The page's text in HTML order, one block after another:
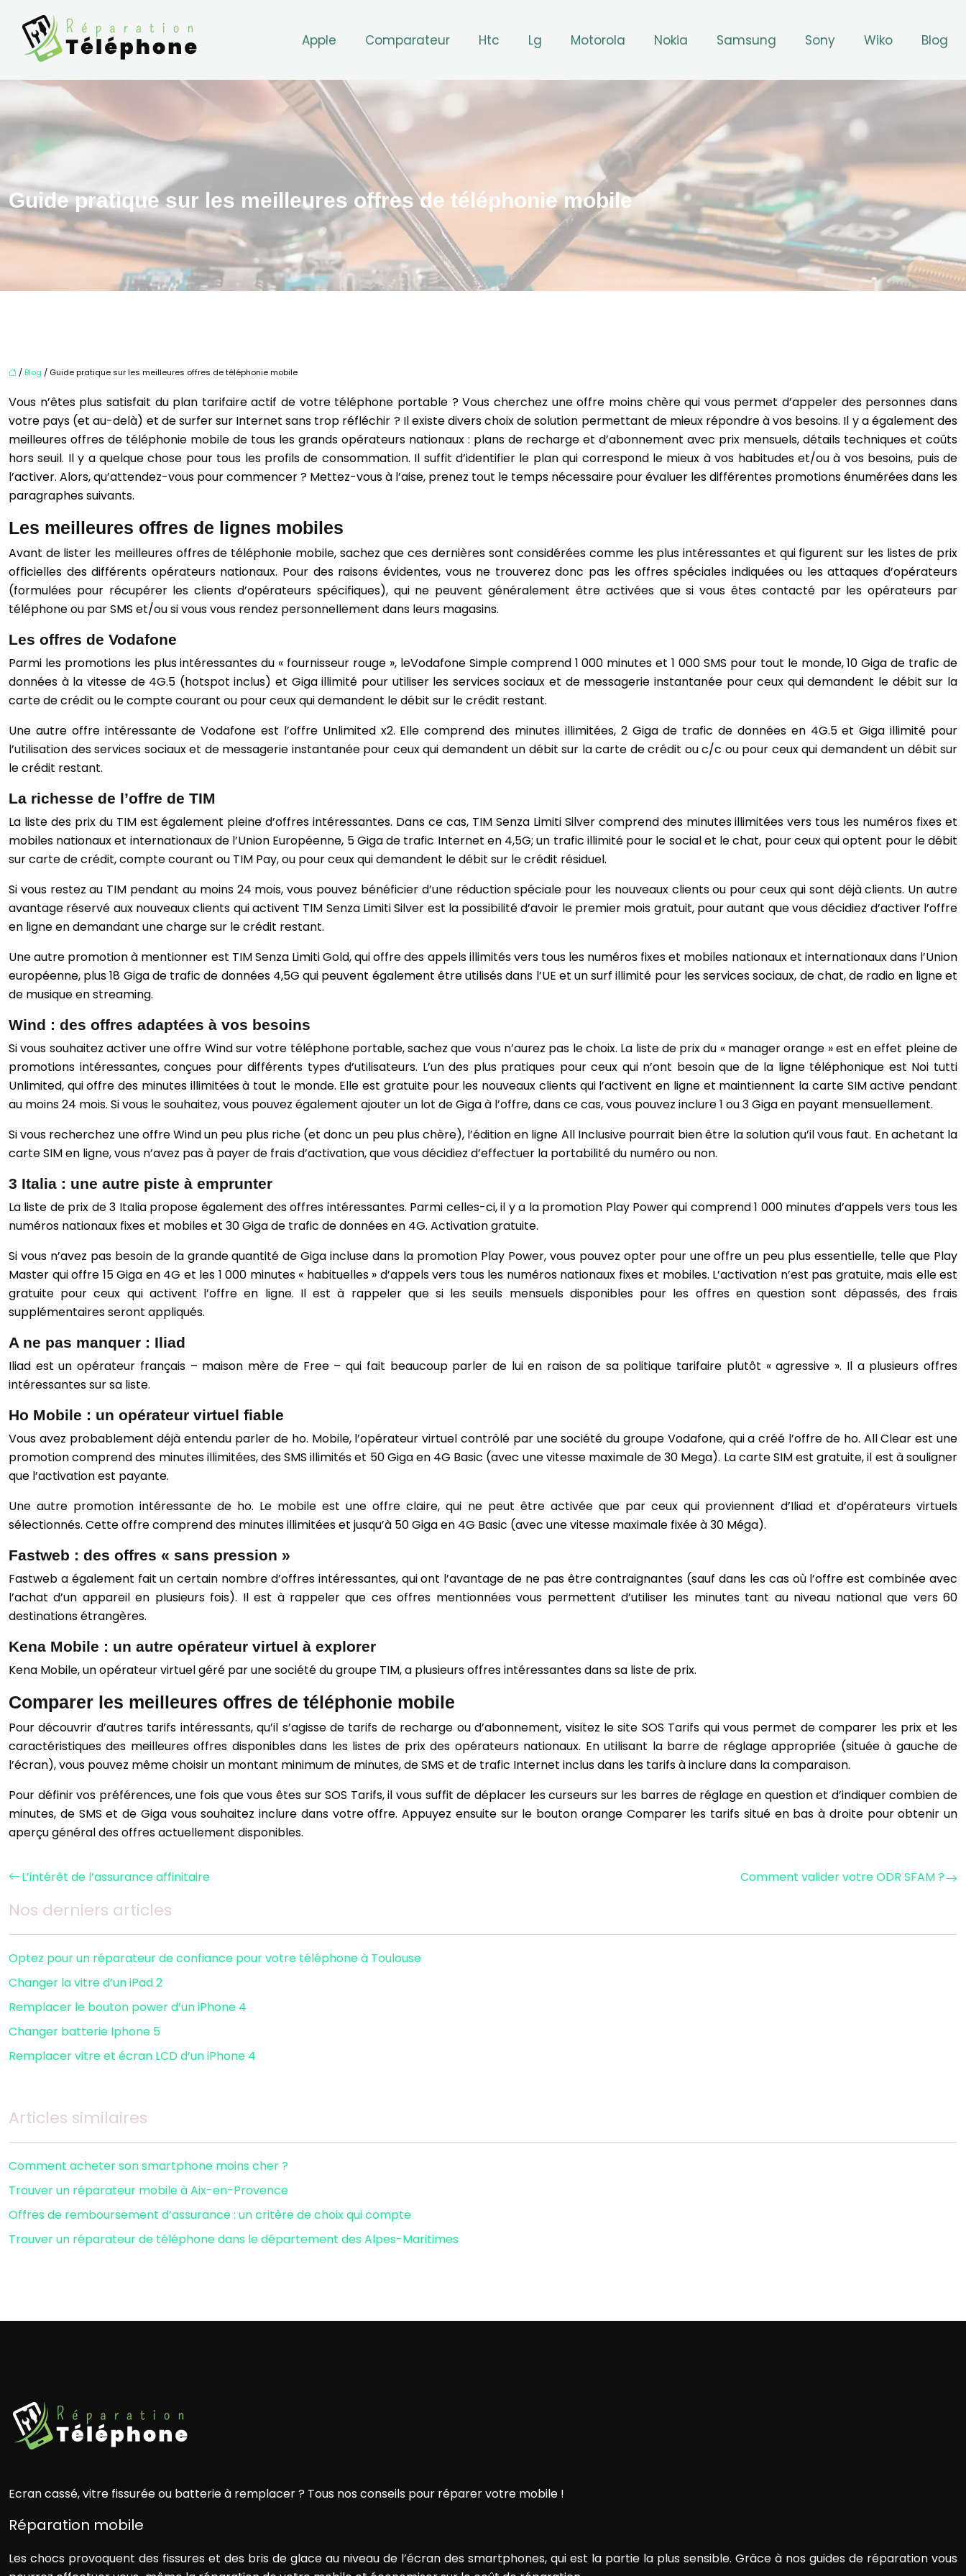
Apple Comparateur Htc Lg Motorola Nokia Samsung Sony Wiko Blog
Guide pratique sur les meilleures offres de téléphonie mobile
/ Blog / Guide pratique sur les meilleures offres de téléphonie mobile
Vous n’êtes plus satisfait du plan tarifaire actif de votre téléphone portable ? Vous cherchez une offre moins chère qui vous permet d’appeler des personnes dans
votre pays (et au-delà) et de surfer sur Internet sans trop réfléchir ? Il existe divers choix de solution permettant de mieux répondre à vos besoins. Il y a également des
meilleures offres de téléphonie mobile de tous les grands opérateurs nationaux : plans de recharge et d’abonnement avec prix mensuels, détails techniques et coûts
hors seuil. Il y a quelque chose pour tous les profils de consommation. Il suffit d’identifier le plan qui correspond le mieux à vos habitudes et/ou à vos besoins, puis de
l’activer. Alors, qu’attendez-vous pour commencer ? Mettez-vous à l’aise, prenez tout le temps nécessaire pour évaluer les différentes promotions énumérées dans les
paragraphes suivants.
Les meilleures offres de lignes mobiles
Avant de lister les meilleures offres de téléphonie mobile, sachez que ces dernières sont considérées comme les plus intéressantes et qui figurent sur les listes de prix
officielles des différents opérateurs nationaux. Pour des raisons évidentes, vous ne trouverez donc pas les offres spéciales indiquées ou les attaques d’opérateurs
(formulées pour récupérer les clients d’opérateurs spécifiques), qui ne peuvent généralement être activées que si vous êtes contacté par les opérateurs par
téléphone ou par SMS et/ou si vous vous rendez personnellement dans leurs magasins.
Les offres de Vodafone
Parmi les promotions les plus intéressantes du « fournisseur rouge », leVodafone Simple comprend 1 000 minutes et 1 000 SMS pour tout le monde, 10 Giga de trafic de
données à la vitesse de 4G.5 (hotspot inclus) et Giga illimité pour utiliser les services sociaux et de messagerie instantanée pour ceux qui demandent le débit sur la
carte de crédit ou le compte courant ou pour ceux qui demandent le débit sur le crédit restant.
Une autre offre intéressante de Vodafone est l’offre Unlimited x2. Elle comprend des minutes illimitées, 2 Giga de trafic de données en 4G.5 et Giga illimité pour
l’utilisation des services sociaux et de messagerie instantanée pour ceux qui demandent un débit sur la carte de crédit ou c/c ou pour ceux qui demandent un débit sur
le crédit restant.
La richesse de l’offre de TIM
La liste des prix du TIM est également pleine d’offres intéressantes. Dans ce cas, TIM Senza Limiti Silver comprend des minutes illimitées vers tous les numéros fixes et
mobiles nationaux et internationaux de l’Union Européenne, 5 Giga de trafic Internet en 4,5G; un trafic illimité pour le social et le chat, pour ceux qui optent pour le débit
sur carte de crédit, compte courant ou TIM Pay, ou pour ceux qui demandent le débit sur le crédit résiduel.
Si vous restez au TIM pendant au moins 24 mois, vous pouvez bénéficier d’une réduction spéciale pour les nouveaux clients ou pour ceux qui sont déjà clients. Un autre
avantage réservé aux nouveaux clients qui activent TIM Senza Limiti Silver est la possibilité d’avoir le premier mois gratuit, pour autant que vous décidiez d’activer l’offre
en ligne en demandant une charge sur le crédit restant.
Une autre promotion à mentionner est TIM Senza Limiti Gold, qui offre des appels illimités vers tous les numéros fixes et mobiles nationaux et internationaux dans l’Union
européenne, plus 18 Giga de trafic de données 4,5G qui peuvent également être utilisés dans l’UE et un surf illimité pour les services sociaux, de chat, de radio en ligne et
de musique en streaming.
Wind : des offres adaptées à vos besoins
Si vous souhaitez activer une offre Wind sur votre téléphone portable, sachez que vous n’aurez pas le choix. La liste de prix du « manager orange » est en effet pleine de
promotions intéressantes, conçues pour différents types d’utilisateurs. L’un des plus pratiques pour ceux qui n’ont besoin que de la ligne téléphonique est Noi tutti
Unlimited, qui offre des minutes illimitées à tout le monde. Elle est gratuite pour les nouveaux clients qui l’activent en ligne et maintiennent la carte SIM active pendant
au moins 24 mois. Si vous le souhaitez, vous pouvez également ajouter un lot de Giga à l’offre, dans ce cas, vous pouvez inclure 1 ou 3 Giga en payant mensuellement.
Si vous recherchez une offre Wind un peu plus riche (et donc un peu plus chère), l’édition en ligne All Inclusive pourrait bien être la solution qu’il vous faut. En achetant la
carte SIM en ligne, vous n’avez pas à payer de frais d’activation, que vous décidiez d’effectuer la portabilité du numéro ou non.
3 Italia : une autre piste à emprunter
La liste de prix de 3 Italia propose également des offres intéressantes. Parmi celles-ci, il y a la promotion Play Power qui comprend 1 000 minutes d’appels vers tous les
numéros nationaux fixes et mobiles et 30 Giga de trafic de données en 4G. Activation gratuite.
Si vous n’avez pas besoin de la grande quantité de Giga incluse dans la promotion Play Power, vous pouvez opter pour une offre un peu plus essentielle, telle que Play
Master qui offre 15 Giga en 4G et les 1 000 minutes « habituelles » d’appels vers tous les numéros nationaux fixes et mobiles. L’activation n’est pas gratuite, mais elle est
gratuite pour ceux qui activent l’offre en ligne. Il est à rappeler que si les seuils mensuels disponibles pour les offres en question sont dépassés, des frais
supplémentaires seront appliqués.
A ne pas manquer : Iliad
Iliad est un opérateur français – maison mère de Free – qui fait beaucoup parler de lui en raison de sa politique tarifaire plutôt « agressive ». Il a plusieurs offres
intéressantes sur sa liste.
Ho Mobile : un opérateur virtuel fiable
Vous avez probablement déjà entendu parler de ho. Mobile, l’opérateur virtuel contrôlé par une société du groupe Vodafone, qui a créé l’offre de ho. All Clear est une
promotion comprend des minutes illimitées, des SMS illimités et 50 Giga en 4G Basic (avec une vitesse maximale de 30 Mega). La carte SIM est gratuite, il est à souligner
que l’activation est payante.
Une autre promotion intéressante de ho. Le mobile est une offre claire, qui ne peut être activée que par ceux qui proviennent d’Iliad et d’opérateurs virtuels
sélectionnés. Cette offre comprend des minutes illimitées et jusqu’à 50 Giga en 4G Basic (avec une vitesse maximale fixée à 30 Méga).
Fastweb : des offres « sans pression »
Fastweb a également fait un certain nombre d’offres intéressantes, qui ont l’avantage de ne pas être contraignantes (sauf dans les cas où l’offre est combinée avec
l’achat d’un appareil en plusieurs fois). Il est à rappeler que ces offres mentionnées vous permettent d’utiliser les minutes tant au niveau national que vers 60
destinations étrangères.
Kena Mobile : un autre opérateur virtuel à explorer
Kena Mobile, un opérateur virtuel géré par une société du groupe TIM, a plusieurs offres intéressantes dans sa liste de prix.
Comparer les meilleures offres de téléphonie mobile
Pour découvrir d’autres tarifs intéressants, qu’il s’agisse de tarifs de recharge ou d’abonnement, visitez le site SOS Tarifs qui vous permet de comparer les prix et les
caractéristiques des meilleures offres disponibles dans les listes de prix des opérateurs nationaux. En utilisant la barre de réglage appropriée (située à gauche de
l’écran), vous pouvez même choisir un montant minimum de minutes, de SMS et de trafic Internet inclus dans les tarifs à inclure dans la comparaison.
Pour définir vos préférences, une fois que vous êtes sur SOS Tarifs, il vous suffit de déplacer les curseurs sur les barres de réglage en question et d’indiquer combien de
minutes, de SMS et de Giga vous souhaitez inclure dans votre offre. Appuyez ensuite sur le bouton orange Comparer les tarifs situé en bas à droite pour obtenir un
aperçu général des offres actuellement disponibles.
L’intérêt de l’assurance affinitaire Comment valider votre ODR SFAM ?
Nos derniers articles
Optez pour un réparateur de confiance pour votre téléphone à Toulouse
Changer la vitre d’un iPad 2
Remplacer le bouton power d’un iPhone 4
Changer batterie Iphone 5
Remplacer vitre et écran LCD d’un iPhone 4
Articles similaires
Comment acheter son smartphone moins cher ?
Trouver un réparateur mobile à Aix-en-Provence
Offres de remboursement d’assurance : un critère de choix qui compte
Trouver un réparateur de téléphone dans le département des Alpes-Maritimes
Ecran cassé, vitre fissurée ou batterie à remplacer ? Tous nos conseils pour réparer votre mobile !
Réparation mobile
Les chocs provoquent des fissures et des bris de glace au niveau de l’écran des smartphones, qui est la partie la plus sensible. Grâce à nos guides de réparation vous